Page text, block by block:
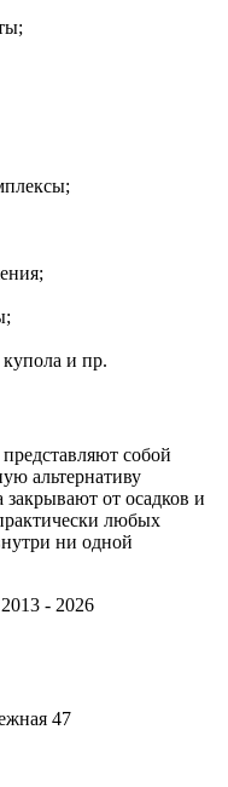
и пр.
собой
альтернативу
закрывают от осадков и
любых
ни одной
2013 - 2026
47